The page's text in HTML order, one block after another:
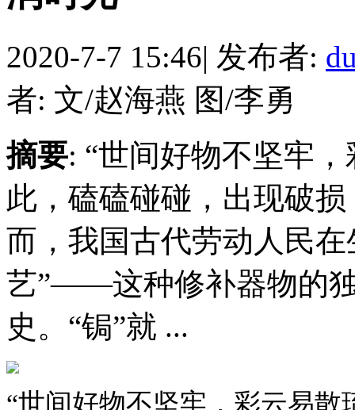
2020-7-7 15:46| 发布者:
者: 文/赵海燕 图/李勇
摘要: “世间好物不坚牢
此，磕磕碰碰，出现破
而，我国古代劳动人民
艺”——这种修补器物的
史。“锔”就 ...
“世间好物不坚牢，彩云易